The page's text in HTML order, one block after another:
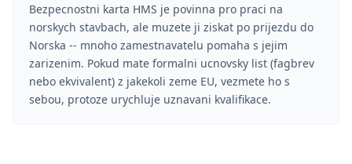
Bezpecnostni karta HMS je povinna pro praci na
norskych stavbach, ale muzete ji ziskat po prijezdu do
Norska -- mnoho zamestnavatelu pomaha s jejim
zarizenim. Pokud mate formalni ucnovsky list (fagbrev
nebo ekvivalent) z jakekoli zeme EU, vezmete ho s
sebou, protoze urychluje uznavani kvalifikace.